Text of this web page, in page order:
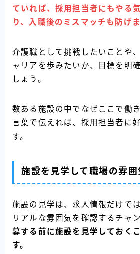
ていれば、採用担当者にもやる
り、入職後のミスマッチも防げま
介護職として挑戦したいことや
ャリアを歩みたいか、目標を明
しょう。
数ある施設の中でなぜここで働
言葉で伝えれば、採用担当者に
す。
施設を見学して職場の雰
施設の見学は、求人情報だけで
リアルな雰囲気を確認するチャン
募する前に施設を見学しておく
す。